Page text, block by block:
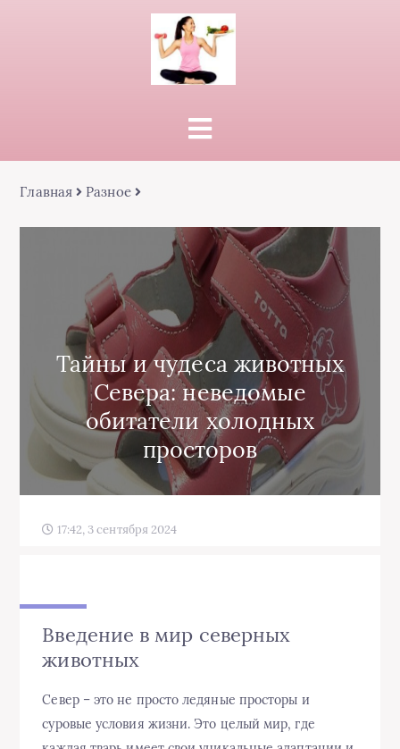
Главная Разное
Тайны и чудеса животных
Севера: неведомые
обитатели холодных
просторов
17:42, 3 сентября 2024
Введение в мир северных
животных
Север – это не просто ледяные просторы и
суровые условия жизни. Это целый мир, где